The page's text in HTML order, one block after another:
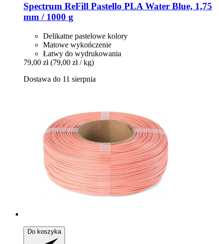
Spectrum ReFill Pastello PLA Water Blue, 1,75
mm / 1000 g
Delikatne pastelowe kolory
Matowe wykończenie
Łatwy do wydrukowania
79,00 zł (79,00 zł / kg)
Dostawa do 11 sierpnia
Do koszyka